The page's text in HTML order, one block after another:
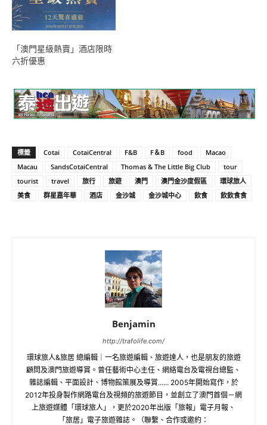
「澳門星級熱賣」酒店限時
六折優惠
標籤 Cotai CotaiCentral F&B F＆B food
Macao
Macau
SandsCotaiCentral Thomas & The Little Big Club
tour
tourist
travel 旅行 旅遊 澳門 澳門金沙度假區
環球旅人
美食
群星嘉年華 酒店 金沙城 金沙城中心 飲食 飲飲食食
Benjamin
http://trafolife.com/
環球旅人&旅居 總編輯｜一名旅遊編輯、旅遊達人，也是朋友的旅遊
顧問及澳門旅遊導賞。曾任藝術中心主任、網絡電台及電視台總監、
雜誌編輯、平面設計、博物館策展及導賞...... 2005年開始寫作，於
2012年投身製作網路電台及視頻的旅遊節目，並創立了澳門首個－網
上旅遊媒體「環球旅人」，更於2020年出版「旅報」電子月報、
「旅居」電子旅遊雜誌。（聯繫、合作或邀約：